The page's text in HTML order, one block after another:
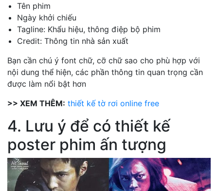
Tên phim
Ngày khởi chiếu
Tagline: Khẩu hiệu, thông điệp bộ phim
Credit: Thông tin nhà sản xuất
Bạn cần chú ý font chữ, cỡ chữ sao cho phù hợp với
nội dung thể hiện, các phần thông tin quan trọng cần
được làm nổi bật hơn
>> XEM THÊM: thiết kế tờ rơi online free
4. Lưu ý để có thiết kế
poster phim ấn tượng